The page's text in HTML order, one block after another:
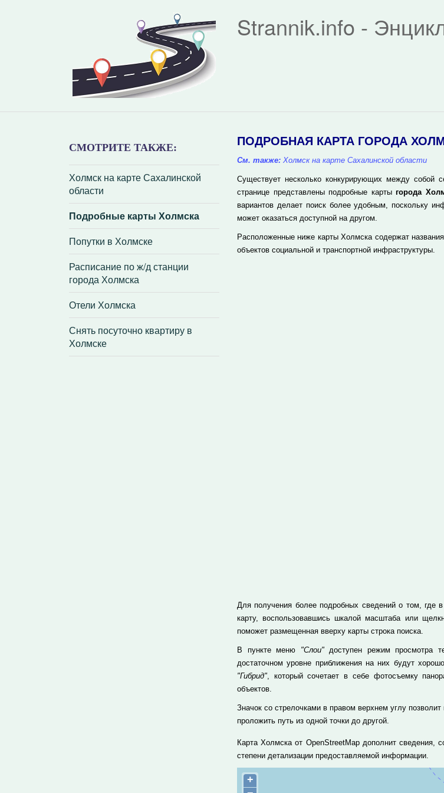
Strannik.info -
СМОТРИТЕ ТАКЖЕ:
Холмск на карте Сахалинской
области
Подробные карты Холмска
Попутки в Холмске
Расписание по ж/д станции
города Холмска
Отели Холмска
Снять посуточно квартиру в
Холмске
ПОДРОБНАЯ КАРТА ГОРОДА
См. также: Холмск на карте Сахалинской области
Существует несколько конкурирующих между собой
странице представлены подробные карты города
вариантов делает поиск более удобным, поскольку
может оказаться доступной на другом.
Расположенные ниже карты Холмска содержат
объектов социальной и транспортной инфраструктуры.
Для получения более подробных сведений о том, где
карту, воспользовавшись шкалой масштаба или
поможет размещенная вверху карты строка поиска.
В пункте меню "Слои"доступен режим просмотра
достаточном уровне приближения на них будут
"Гибрид", который сочетает в себе фотосъемку
объектов.
Значок со стрелочками в правом верхнем углу
проложить путь из одной точки до другой.
Карта Холмска от OpenStreetMap дополнит сведения,
степени детализации предоставляемой информации.
+